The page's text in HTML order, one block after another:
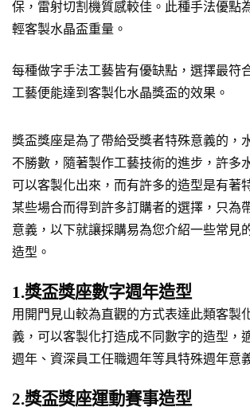
保，雷射切割機質感較佳。此種手法優點
輕客製水晶盃重量。
每種做字手法工藝皆有優缺點，選擇最符
工藝便能達到客製化水晶獎盃的效果。
獎盃獎座是為了帶給受獎者特殊意義的，
不勝數，隨著製作工藝技術的進步，許多
可以客製化出來，而有許多的造型是有著
某些場合而得到許多訂購者的選擇，只為
意義，以下就讓採購易為您介紹一些常見
造型。
1.獎盃獎座數字週年造型
用開門見山較為直觀的方式表達此類客製
義，可以客製化打造成不同數字的造型，
週年、資深員工任職週年等具特殊週年意
2.獎盃獎座運動賽事造型